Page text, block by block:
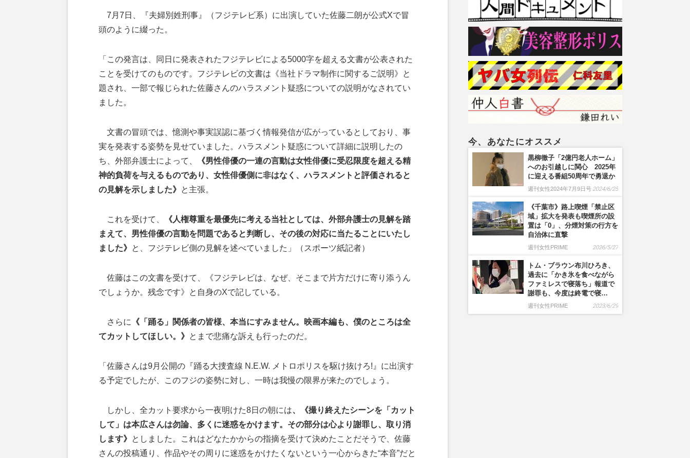
7月7日、『夫婦別姓刑事』（フジテレビ系）に出演していた佐藤二朗が公式Xで冒
頭のように綴った。
「この発言は、同日に発表されたフジテレビによる5000字を超える文書が公表された
ことを受けてのものです。フジテレビの文書は《当社ドラマ制作に関するご説明》と
題され、一部で報じられた佐藤さんのハラスメント疑惑についての説明がなされてい
ました。
文書の冒頭では、憶測や事実誤認に基づく情報発信が広がっているとしており、事
実を発表する姿勢を見せていました。ハラスメント疑惑について詳細に説明したの
ち、外部弁護士によって、
《男性俳優の一連の言動は女性俳優に受忍限度を超える精
神的負荷を与えるものであり、女性俳優側に非はなく、ハラスメントと評価されると
の見解を示しました》 と主張。
これを受けて、
《人権尊重を最優先に考える当社としては、外部弁護士の見解を踏
まえて、男性俳優の言動を問題であると判断し、その後の対応に当たることにいたし
ました》 と、フジテレビ側の見解を述べていました」（スポーツ紙記者）
佐藤はこの文書を受けて、《フジテレビは、なぜ、そこまで片方だけに寄り添うん
でしょうか。残念です》と自身のXで記している。
さらに
《「踊る」関係者の皆様、本当にすみません。映画本編も、僕のところは全
てカットしてほしい。》 とまで悲痛な訴えも行ったのだ。
「佐藤さんは9月公開の『踊る大捜査線 N.E.W. メトロポリスを駆け抜けろ!』に出演す
る予定でしたが、このフジの姿勢に対し、一時は我慢の限界が来たのでしょう。
しかし、全カット要求から一夜明けた8日の朝には、《撮り終えたシーンを「カット
して」は本広さんは勿論、多くに迷惑をかけます。その部分は心より謝罪し、取り消
します》 としました。これはどなたかからの指摘を受けて決めたことだそうで、佐藤
さんの投稿通り、作品やその周りに迷惑をかけたくないという一心からきた“本音”だと
今、あなたにオススメ
黒柳徹子「2億円老人ホーム」
へのお引越しに関心 2025年
に迎える番組50周年で勇退か
週刊女性2024年7月9日号 2024/6/25
《千葉市》路上喫煙「禁止区
域」拡大を発表も喫煙所の設
置は「0」、分煙対策の行方を
自治体に直撃
週刊女性PRIME 2026/5/27
トム・ブラウン布川ひろき、
過去に「かき氷を食べながら
ファミレスで寝落ち」報道で
謝罪も、今度は終電で寝…
週刊女性PRIME 2023/6/29